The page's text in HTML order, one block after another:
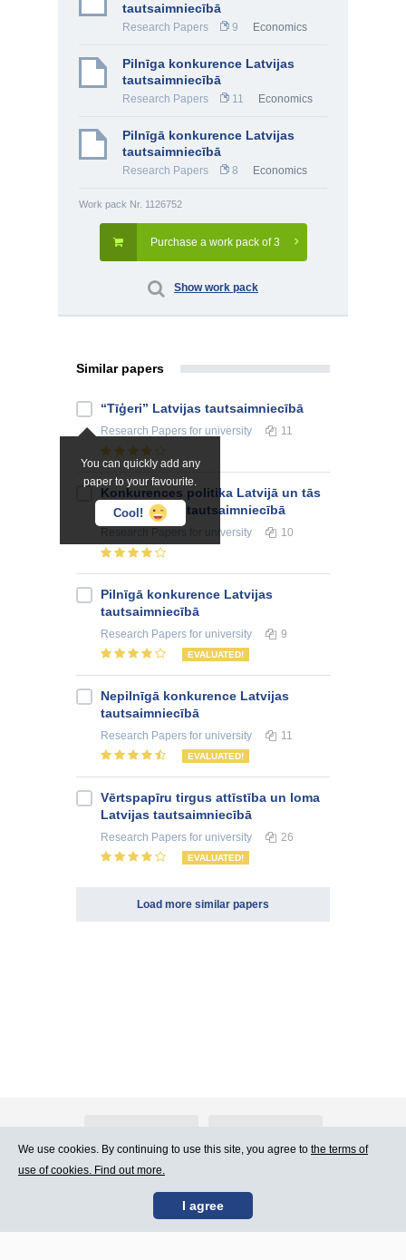
tautsaimniecībā
Research Papers 9 Economics
Pilnīga konkurence Latvijas
tautsaimniecībā
Research Papers 11 Economics
Pilnīgā konkurence Latvijas
tautsaimniecībā
Research Papers 8 Economics
Work pack Nr. 1126752
Purchase a work pack of 3
Show work pack
Similar papers
You can quickly add any
paper to your favourite.
Cool!
“Tīģeri” Latvijas tautsaimniecībā
Research Papers for university 11
Konkurences politika Latvijā un tās
loma Latvijas tautsaimniecībā
for university 10
Pilnīgā konkurence Latvijas
tautsaimniecībā
Research Papers for university 9
EVALUATED!
Nepilnīgā konkurence Latvijas
tautsaimniecībā
Research Papers for university 11
EVALUATED!
Vērtspapīru tirgus attīstība un loma
Latvijas tautsaimniecībā
Research Papers for university 26
EVALUATED!
Load more similar papers
Contact Us Terms of Use
We use cookies. By continuing to use this site, you agree to the terms of
use of cookies. Find out more.
I agree